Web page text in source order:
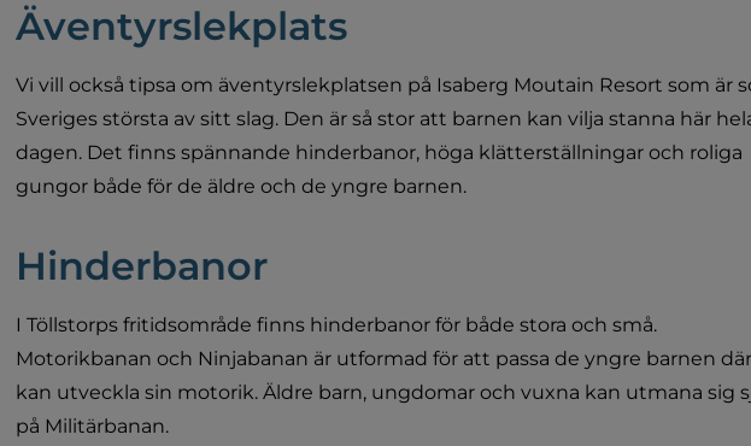
Äventyrslekplats
Vi vill också tipsa om äventyrslekplatsen på Isaberg Moutain Resort som är
Sveriges största av sitt slag. Den är så stor att barnen kan vilja stanna här
dagen. Det finns spännande hinderbanor, höga klätterställningar och roliga
gungor både för de äldre och de yngre barnen.
Hinderbanor
I Töllstorps fritidsområde finns hinderbanor för både stora och små.
Motorikbanan och Ninjabanan är utformad för att passa de yngre barnen
kan utveckla sin motorik. Äldre barn, ungdomar och vuxna kan utmana sig
på Militärbanan.